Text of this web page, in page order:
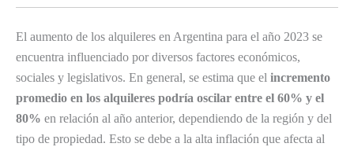
El aumento de los alquileres en Argentina para el año 2023 se
encuentra influenciado por diversos factores económicos,
sociales y legislativos. En general, se estima que el incremento
promedio en los alquileres podría oscilar entre el 60% y el
80% en relación al año anterior, dependiendo de la región y del
tipo de propiedad. Esto se debe a la alta inflación que afecta al